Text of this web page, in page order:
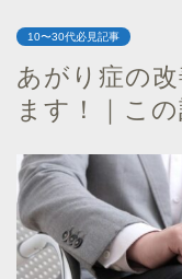
10〜30代必見記事
あがり症の
ます！｜こ